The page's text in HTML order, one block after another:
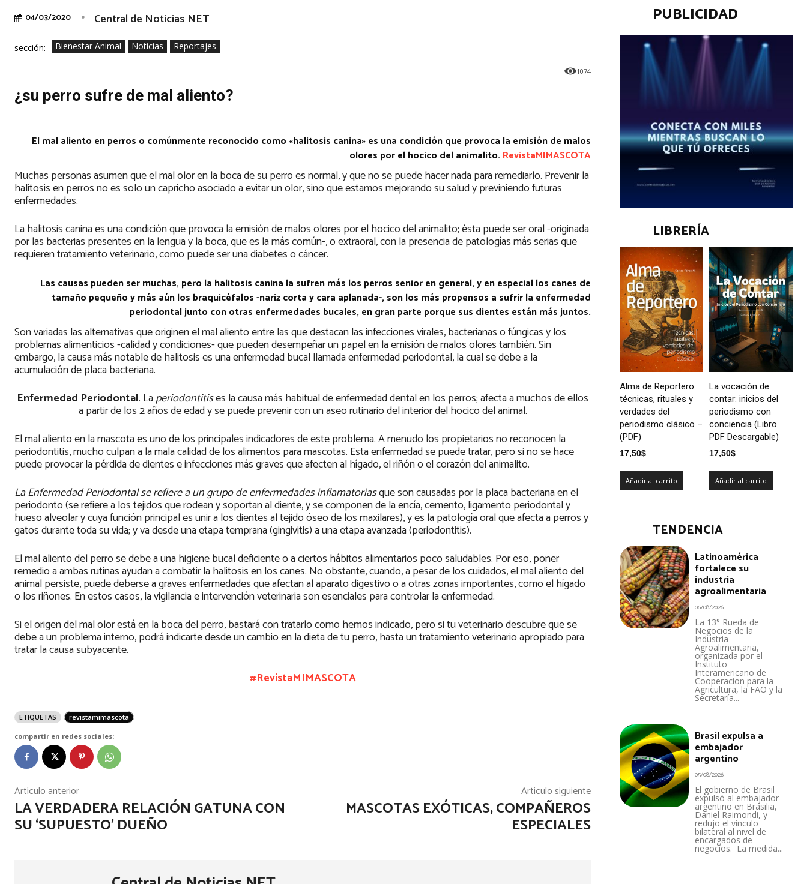
04/03/2020 Central de Noticias NET
sección: Bienestar Animal Noticias Reportajes
1074
¿su perro sufre de mal aliento?
El mal aliento en perros o comúnmente reconocido como «halitosis canina» es una condición que provoca la emisión de malos
olores por el hocico del animalito. RevistaMIMASCOTA
Muchas personas asumen que el mal olor en la boca de su perro es normal, y que no se puede hacer nada para remediarlo. Prevenir la
halitosis en perros no es solo un capricho asociado a evitar un olor, sino que estamos mejorando su salud y previniendo futuras
enfermedades.
La halitosis canina es una condición que provoca la emisión de malos olores por el hocico del animalito; ésta puede ser oral -originada
por las bacterias presentes en la lengua y la boca, que es la más común-, o extraoral, con la presencia de patologías más serias que
requieren tratamiento veterinario, como puede ser una diabetes o cáncer.
Las causas pueden ser muchas, pero la halitosis canina la sufren más los perros senior en general, y en especial los canes de
tamaño pequeño y más aún los braquicéfalos -nariz corta y cara aplanada-, son los más propensos a sufrir la enfermedad
periodontal junto con otras enfermedades bucales, en gran parte porque sus dientes están más juntos.
Son variadas las alternativas que originen el mal aliento entre las que destacan las infecciones virales, bacterianas o fúngicas y los
problemas alimenticios -calidad y condiciones- que pueden desempeñar un papel en la emisión de malos olores también. Sin
embargo, la causa más notable de halitosis es una enfermedad bucal llamada enfermedad periodontal, la cual se debe a la
acumulación de placa bacteriana.
Enfermedad Periodontal. Laperiodontitises la causa más habitual de enfermedad dental en los perros; afecta a muchos de ellos
a partir de los 2 años de edad y se puede prevenir con un aseo rutinario del interior del hocico del animal.
El mal aliento en la mascota es uno de los principales indicadores de este problema. A menudo los propietarios no reconocen la
periodontitis, mucho culpan a la mala calidad de los alimentos para mascotas. Esta enfermedad se puede tratar, pero si no se hace
puede provocar la pérdida de dientes e infecciones más graves que afecten al hígado, el riñón o el corazón del animalito.
La Enfermedad Periodontal se refiere a un grupo de enfermedades inflamatoriasque son causadas por la placa bacteriana en el
periodonto (se refiere a los tejidos que rodean y soportan al diente, y se componen de la encía, cemento, ligamento periodontal y
hueso alveolar y cuya función principal es unir a los dientes al tejido óseo de los maxilares), y es la patología oral que afecta a perros y
gatos durante toda su vida; y va desde una etapa temprana (gingivitis) a una etapa avanzada (periodontitis).
El mal aliento del perro se debe a una higiene bucal deficiente o a ciertos hábitos alimentarios poco saludables. Por eso, poner
remedio a ambas rutinas ayudan a combatir la halitosis en los canes. No obstante, cuando, a pesar de los cuidados, el mal aliento del
animal persiste, puede deberse a graves enfermedades que afectan al aparato digestivo o a otras zonas importantes, como el hígado
o los riñones. En estos casos, la vigilancia e intervención veterinaria son esenciales para controlar la enfermedad.
Si el origen del mal olor está en la boca del perro, bastará con tratarlo como hemos indicado, pero si tu veterinario descubre que se
debe a un problema interno, podrá indicarte desde un cambio en la dieta de tu perro, hasta un tratamiento veterinario apropiado para
tratar la causa subyacente.
#RevistaMIMASCOTA
ETIQUETAS revistamimascota
compartir en redes sociales:
Artículo anterior
LA VERDADERA RELACIÓN GATUNA CON
SU ‘SUPUESTO’ DUEÑO
Artículo siguiente
MASCOTAS EXÓTICAS, COMPAÑEROS
ESPECIALES
PUBLICIDAD
LIBRERÍA
Alma de Reportero:
técnicas, rituales y
verdades del
periodismo clásico –
(PDF)
17,50$
Añadir al carrito
La vocación de
contar: inicios del
periodismo con
conciencia (Libro
PDF Descargable)
17,50$
Añadir al carrito
TENDENCIA
Latinoamérica
fortalece su
industria
agroalimentaria
06/08/2026
La 13° Rueda de
Negocios de la
Industria
Agroalimentaria,
organizada por el
Instituto
Interamericano de
Cooperacion para la
Agricultura, la FAO y la
Secretaría...
Brasil expulsa a
embajador
argentino
05/08/2026
El gobierno de Brasil
expulsó al embajador
argentino en Brasilia,
Daniel Raimondi, y
redujo el vínculo
bilateral al nivel de
encargados de
negocios. La medida...